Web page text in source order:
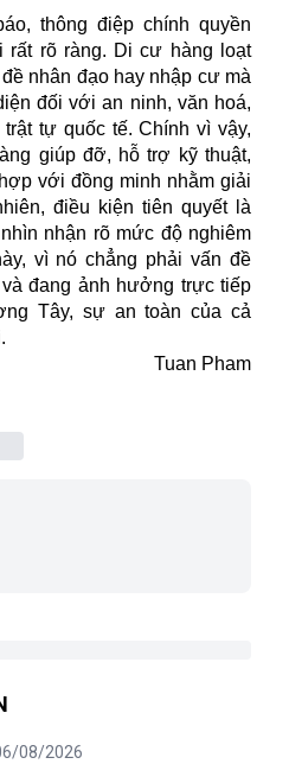
thông điệp chính quyền
rất rõ ràng. Di cư hàng loạt
nhân đạo hay nhập cư mà
đối với an ninh, văn hoá,
tự quốc tế. Chính vì vậy,
giúp đỡ, hỗ trợ kỹ thuật,
với đồng minh nhằm giải
điều kiện tiên quyết là
nhận rõ mức độ nghiêm
vì nó chẳng phải vấn đề
đang ảnh hưởng trực tiếp
Tây, sự an toàn của cả
Tuan Pham
08/2026